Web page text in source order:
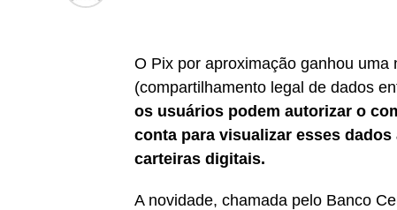
O Pix por aproximação ganhou
(compartilhamento legal de dados
os usuários podem autorizar o
conta para visualizar esses
carteiras digitais.
A novidade, chamada pelo Banco